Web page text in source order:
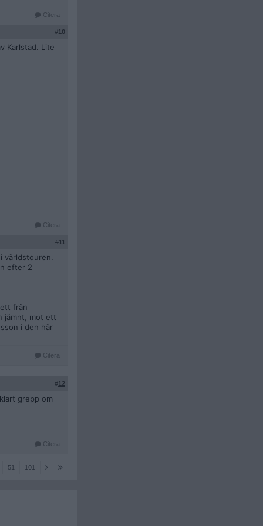
Citera
#10
Karlstad. Lite
Citera
#11
världstouren.
efter 2
från
jämnt, mot ett
i den här
Citera
#12
grepp om
Citera
51 101